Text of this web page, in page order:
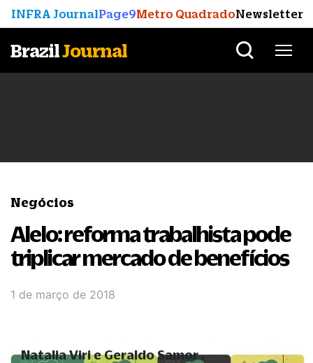
INFRA JournalPage9Metro QuadradoNewsletter
BrazilJournal
Negócios
Alelo: reforma trabalhista pode
triplicar mercado de benefícios
1 de março de 2018
Natalia Viri e Geraldo Samor